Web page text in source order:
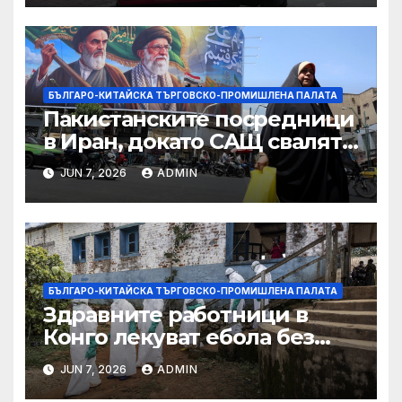
принудителен труд:
Министерство на
търговията
БЪЛГАРО-КИТАЙСКА ТЪРГОВСКО-ПРОМИШЛЕНА ПАЛАТА
Пакистанските посредници
в Иран, докато САЩ свалят
дронове, Ливан търси мир
JUN 7, 2026 ADMIN
БЪЛГАРО-КИТАЙСКА ТЪРГОВСКО-ПРОМИШЛЕНА ПАЛАТА
Здравните работници в
Конго лекуват ебола без
заплащане, докато СЗО
търси ресурси
JUN 7, 2026 ADMIN